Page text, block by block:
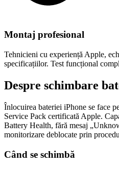
Montaj profesional
Tehnicieni cu experiență Apple,
specificațiilor. Test funcțional
Despre schimbare
Înlocuirea bateriei iPhone se face
Service Pack certificată Apple.
Battery Health, fără mesaj
monitorizare deblocate prin
Când se schimbă